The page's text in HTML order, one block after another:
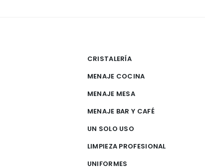
CRISTALERÍA
MENAJE COCINA
MENAJE MESA
MENAJE BAR Y CAFÉ
UN SOLO USO
LIMPIEZA PROFESIONAL
UNIFORMES